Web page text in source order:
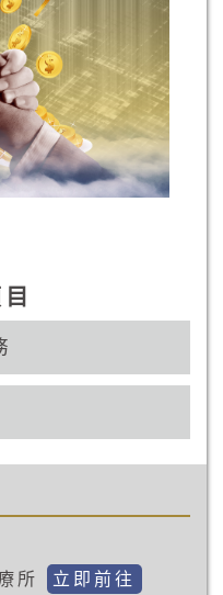
所 立即前往